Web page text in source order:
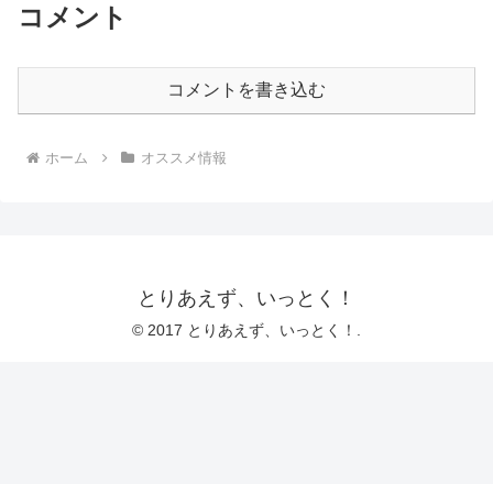
コメント
コメントを書き込む
ホーム オススメ情報
とりあえず、いっとく！
© 2017 とりあえず、いっとく！.